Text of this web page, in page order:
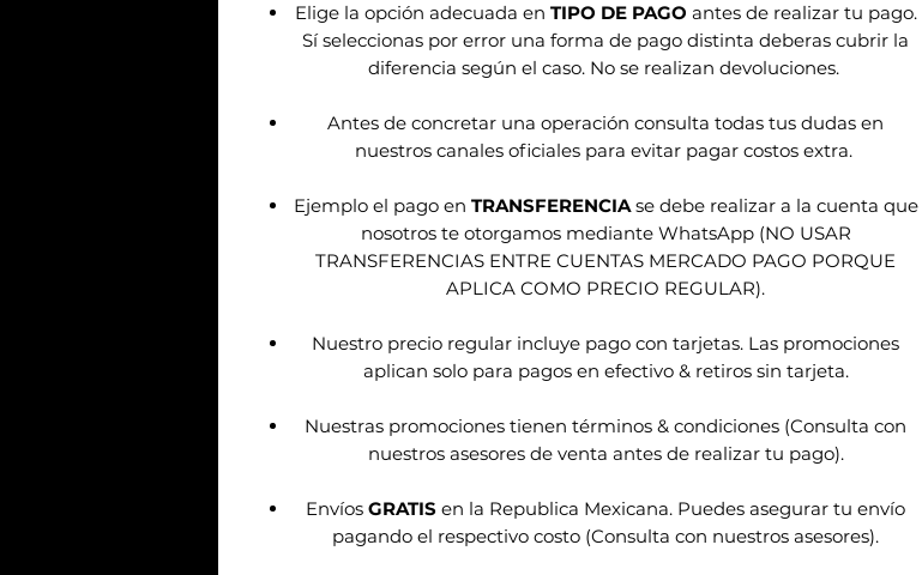
Elige la opción adecuada en TIPO DE PAGO antes de realizar tu pago.
Sí seleccionas por error una forma de pago distinta deberas cubrir la
diferencia según el caso. No se realizan devoluciones.
Antes de concretar una operación consulta todas tus dudas en
nuestros canales oficiales para evitar pagar costos extra.
Ejemplo el pago en TRANSFERENCIAse debe realizar a la cuenta que
nosotros te otorgamos mediante WhatsApp (NO USAR
TRANSFERENCIAS ENTRE CUENTAS MERCADO PAGO PORQUE
APLICA COMO PRECIO REGULAR).
Nuestro precio regular incluye pago con tarjetas. Las promociones
aplican solo para pagos en efectivo & retiros sin tarjeta.
Nuestras promociones tienen términos & condiciones (Consulta con
nuestros asesores de venta antes de realizar tu pago).
EnvíosGRATIS en la Republica Mexicana. Puedes asegurar tu envío
pagando el respectivo costo (Consulta con nuestros asesores).